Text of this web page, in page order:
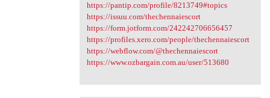
https://pantip.com/profile/8213749#topics
https://issuu.com/thechennaiescort
https://form.jotform.com/242242706656457
https://profiles.xero.com/people/thechennaiescort
https://webflow.com/@thechennaiescort
https://www.ozbargain.com.au/user/513680